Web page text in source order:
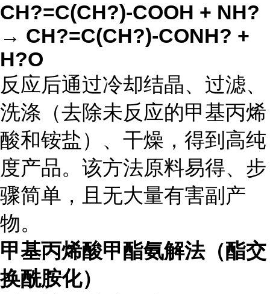
CH?=C(CH?)-COOH + NH?
→ CH?=C(CH?)-CONH? +
H?O
反应后通过冷却结晶、过滤、
洗涤（去除未反应的甲基丙烯
酸和铵盐）、干燥，得到高纯
度产品。该方法原料易得、步
骤简单，且无大量有害副产
物。
甲基丙烯酸甲酯氨解法（酯交
换酰胺化）